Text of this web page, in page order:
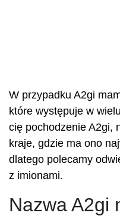
W przypadku A2gi
które występuje w
cię pochodzenie A2gi,
kraje, gdzie ma ono
dlatego polecamy
z imionami.
Nazwa A2gi